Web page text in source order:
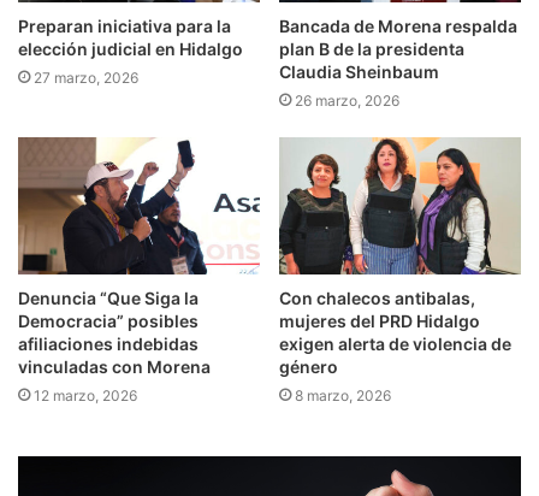
Preparan iniciativa para la
elección judicial en Hidalgo
27 marzo, 2026
Bancada de Morena respalda
plan B de la presidenta
Claudia Sheinbaum
26 marzo, 2026
Denuncia “Que Siga la
Democracia” posibles
afiliaciones indebidas
vinculadas con Morena
12 marzo, 2026
Con chalecos antibalas,
mujeres del PRD Hidalgo
exigen alerta de violencia de
género
8 marzo, 2026